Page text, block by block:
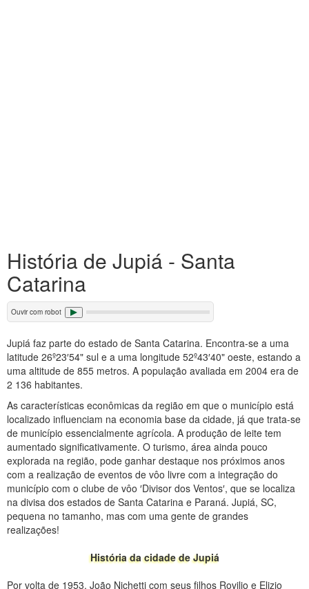
História de Jupiá - Santa
Catarina
Ouvir com robot
Jupiá faz parte do estado de Santa Catarina. Encontra-se a uma
latitude 26º23′54" sul e a uma longitude 52º43′40" oeste, estando a
uma altitude de 855 metros. A população avaliada em 2004 era de
2 136 habitantes.
As características econômicas da região em que o município está
localizado influenciam na economia base da cidade, já que trata-se
de município essencialmente agrícola. A produção de leite tem
aumentado significativamente. O turismo, área ainda pouco
explorada na região, pode ganhar destaque nos próximos anos
com a realização de eventos de vôo livre com a integração do
município com o clube de vôo ′Divisor dos Ventos′, que se localiza
na divisa dos estados de Santa Catarina e Paraná. Jupiá, SC,
pequena no tamanho, mas com uma gente de grandes
realizações!
História da cidade de Jupiá
Por volta de 1953, João Nichetti com seus filhos Rovilio e Elizio